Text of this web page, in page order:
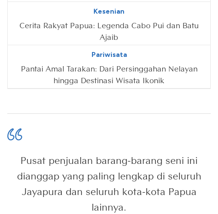
Kesenian
Cerita Rakyat Papua: Legenda Cabo Pui dan Batu
Ajaib
Pariwisata
Pantai Amal Tarakan: Dari Persinggahan Nelayan
hingga Destinasi Wisata Ikonik
Pusat penjualan barang-barang seni ini
dianggap yang paling lengkap di seluruh
Jayapura dan seluruh kota-kota Papua
lainnya.